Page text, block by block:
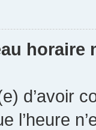
horaire
d’avoir
l’heure